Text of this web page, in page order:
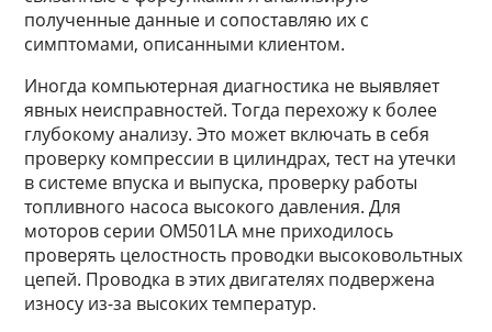
полученные данные и сопоставляю их с
симптомами, описанными клиентом.
Иногда компьютерная диагностика не выявляет
явных неисправностей. Тогда перехожу к более
глубокому анализу. Это может включать в себя
проверку компрессии в цилиндрах, тест на утечки
в системе впуска и выпуска, проверку работы
топливного насоса высокого давления. Для
моторов серии OM501LA мне приходилось
проверять целостность проводки высоковольтных
цепей. Проводка в этих двигателях подвержена
износу из-за высоких температур.